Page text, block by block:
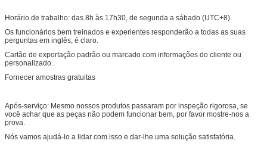
Horário de trabalho: das 8h às 17h30, de segunda a sábado (UTC+8).
Os funcionários bem treinados e experientes responderão a todas as suas
perguntas em inglês, é claro.
Cartão de exportação padrão ou marcado com informações do cliente ou
personalizado.
Fornecer amostras gratuitas
Após-serviço: Mesmo nossos produtos passaram por inspeção rigorosa, se
você achar que as peças não podem funcionar bem, por favor mostre-nos a
prova.
Nós vamos ajudá-lo a lidar com isso e dar-lhe uma solução satisfatória.